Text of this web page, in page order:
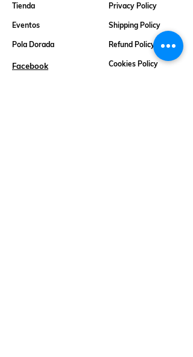
Tienda
Eventos
Pola Dorada
Facebook
Privacy Policy
Shipping Policy
Refund Policy
Cookies Policy